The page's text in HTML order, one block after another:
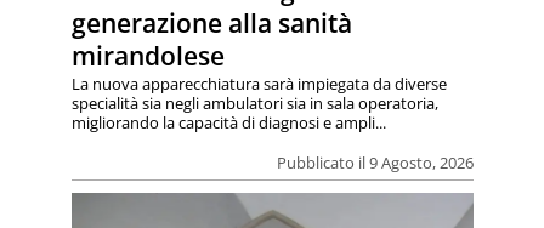
generazione alla sanità
mirandolese
Pubblicato il 9 Agosto, 2026
La nuova apparecchiatura sarà impiegata da diverse
specialità sia negli ambulatori sia in sala operatoria,
migliorando la capacità di diagnosi e ampli...